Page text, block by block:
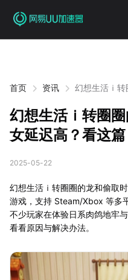
首页 资讯
幻想生活ｉ转
幻想生活ｉ转圈
女延迟高？看这篇
2025-05-22
幻想生活ｉ转圈圈的龙和偷取
游戏，支持 Steam/Xbox 等多
不少玩家在体验日系肉鸽地牢
看看原因与解决办法。